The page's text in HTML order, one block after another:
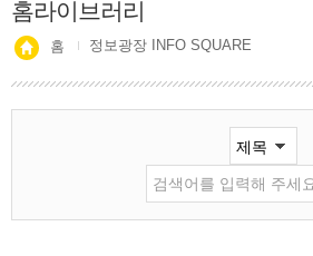
홈라이브러리
홈 정보광장 INFO SQUARE